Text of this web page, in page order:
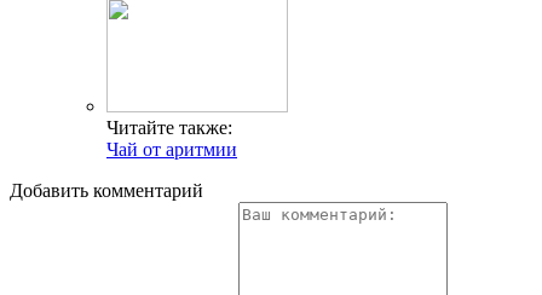
Читайте также:
Чай от аритмии
Добавить комментарий